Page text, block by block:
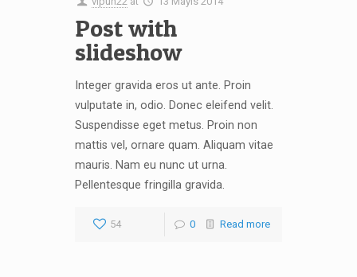
Post with
slideshow
Integer gravida eros ut ante. Proin
vulputate in, odio. Donec eleifend velit.
Suspendisse eget metus. Proin non
mattis vel, ornare quam. Aliquam vitae
mauris. Nam eu nunc ut urna.
Pellentesque fringilla gravida.
54 0 Read more